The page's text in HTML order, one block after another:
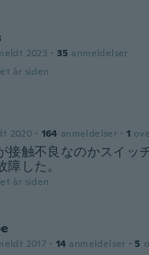
2023 · 35 anmeldelser
år siden
2020 · 164 anmeldelser · 1
接触不良なのかスイッ
障した。
år siden
2017 · 14 anmeldelser · 5